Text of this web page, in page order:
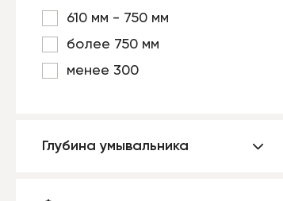
610 мм - 750 мм
более 750 мм
менее 300
Глубина умывальника